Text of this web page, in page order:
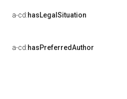
a-cd:hasLegalSituation
a-cd:hasPreferredAuthor